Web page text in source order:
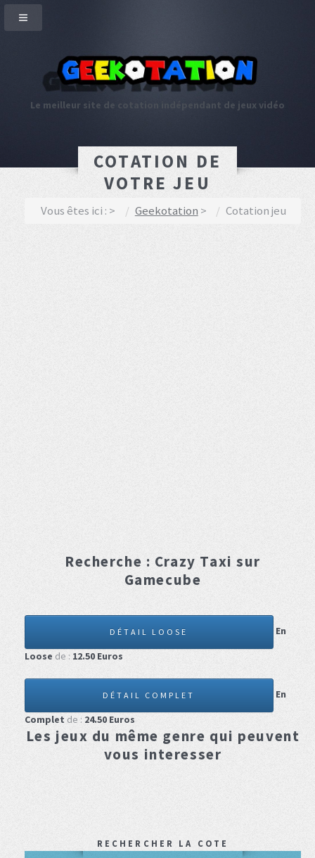
Le meilleur site de cotation indépendant de jeux vidéo
COTATION DE
VOTRE JEU
Vous êtes ici : Geekotation Cotation jeu
Recherche : Crazy Taxi sur
Gamecube
DÉTAIL LOOSE
En
Loose de : 12.50 Euros
DÉTAIL COMPLET
En
Complet de : 24.50 Euros
Les jeux du même genre qui peuvent
vous interesser
RECHERCHER LA COTE